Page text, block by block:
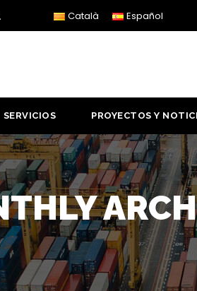
Català Español
SERVICIOS PROYECTOS Y